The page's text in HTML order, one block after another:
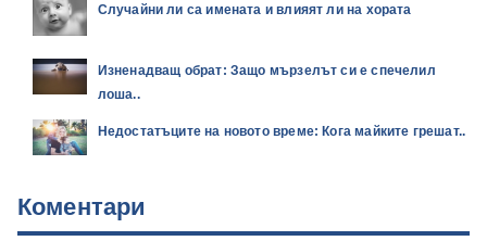
Случайни ли са имената и влияят ли на хората
Изненадващ обрат: Защо мързелът си е спечелил
лоша..
Недостатъците на новото време: Кога майките грешат..
Коментари